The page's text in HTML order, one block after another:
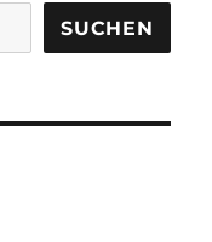
SUCHEN